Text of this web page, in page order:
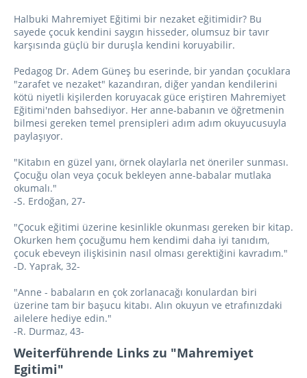
Halbuki Mahremiyet Eğitimi bir nezaket eğitimidir? Bu
sayede çocuk kendini saygın hisseder, olumsuz bir tavır
karşısında güçlü bir duruşla kendini koruyabilir.
Pedagog Dr. Adem Güneş bu eserinde, bir yandan çocuklara
"zarafet ve nezaket" kazandıran, diğer yandan kendilerini
kötü niyetli kişilerden koruyacak güce eriştiren Mahremiyet
Eğitimi'nden bahsediyor. Her anne-babanın ve öğretmenin
bilmesi gereken temel prensipleri adım adım okuyucusuyla
paylaşıyor.
"Kitabın en güzel yanı, örnek olaylarla net öneriler sunması.
Çocuğu olan veya çocuk bekleyen anne-babalar mutlaka
okumalı."
-S. Erdoğan, 27-
"Çocuk eğitimi üzerine kesinlikle okunması gereken bir kitap.
Okurken hem çocuğumu hem kendimi daha iyi tanıdım,
çocuk ebeveyn ilişkisinin nasıl olması gerektiğini kavradım."
-D. Yaprak, 32-
"Anne - babaların en çok zorlanacağı konulardan biri
üzerine tam bir başucu kitabı. Alın okuyun ve etrafınızdaki
ailelere hediye edin."
-R. Durmaz, 43-
Weiterführende Links zu "Mahremiyet
Egitimi"